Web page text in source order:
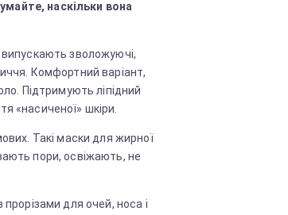
наскільки вона
випускають зволожуючі,
Комфортний варіант,
Підтримують ліпідний
«насиченої» шкіри.
Такі маски для жирної
пори, освіжають, не
для очей, носа і